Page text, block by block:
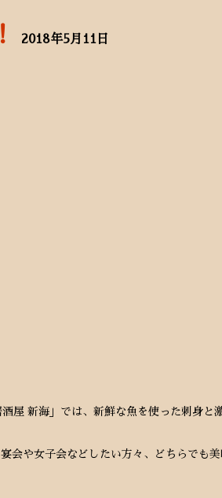
2018年5月11日
屋 新海」では、新鮮な魚を使った刺身と
会や女子会などしたい方々、どちらでも